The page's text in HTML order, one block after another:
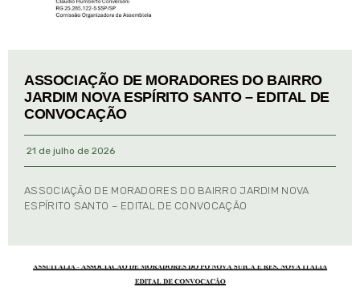
ASSOCIAÇÃO DE MORADORES DO BAIRRO
JARDIM NOVA ESPÍRITO SANTO – EDITAL DE
CONVOCAÇÃO
21 de julho de 2026
ASSOCIAÇÃO DE MORADORES DO BAIRRO JARDIM NOVA
ESPÍRITO SANTO – EDITAL DE CONVOCAÇÃO